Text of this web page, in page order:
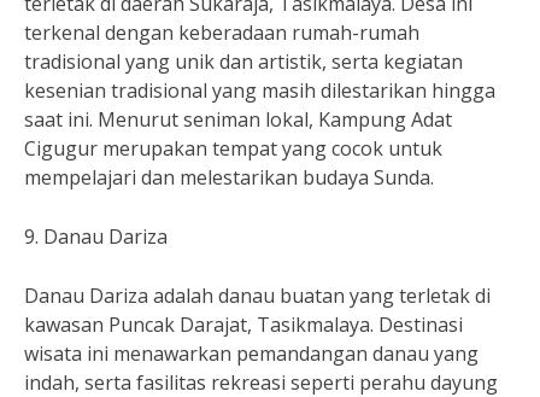
terkenal dengan keberadaan rumah-rumah
tradisional yang unik dan artistik, serta kegiatan
kesenian tradisional yang masih dilestarikan hingga
saat ini. Menurut seniman lokal, Kampung Adat
Cigugur merupakan tempat yang cocok untuk
mempelajari dan melestarikan budaya Sunda.
9. Danau Dariza
Danau Dariza adalah danau buatan yang terletak di
kawasan Puncak Darajat, Tasikmalaya. Destinasi
wisata ini menawarkan pemandangan danau yang
indah, serta fasilitas rekreasi seperti perahu dayung